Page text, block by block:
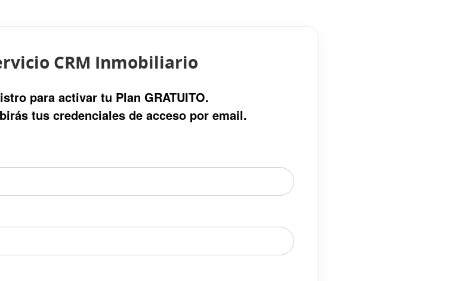
CRM Inmobiliario
para activar tu Plan GRATUITO.
tus credenciales de acceso por email.